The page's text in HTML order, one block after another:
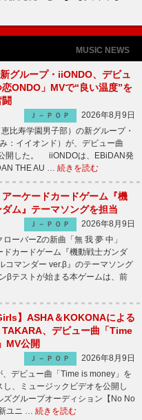
MUSIC NEWS
グループ・iiONDO、デビュ
ONDO」MVで“良い温度”を
Ｊ－ＰＯＰ
2026年8月9日
比寿学園男子部）の新グループ・
：イイオンド）が、デビュー曲
開した。 iiONDOは、EBiDAN発
THE AU … 続きを読む
アーケードカードゲーム『機
ム』テーマソングを担当
Ｊ－ＰＯＰ
2026年8月9日
ーバーZの新曲「無 我 夢 中」
ドカードゲーム『機動戦士ガンダ
コマンダー ver.β』のテーマソング
テストが始まる本ゲームは、前
】ASHA＆KOKONAによる
TAKARA、デビュー曲「Time
MV公開
Ｊ－ＰＯＰ
2026年8月9日
デビュー曲「Time is money」を
し、ミュージックビデオを公開し
グループオーディション【No No
ユニ … 続きを読む